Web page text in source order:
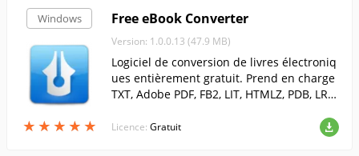
Windows
★ ★ ★ ★ ★
★ ★ ★ ★ ★
Free eBook Converter
Version: 1.0.0.13 (47.9 MB)
Logiciel de conversion de livres électroniq
ues entièrement gratuit. Prend en charge
TXT, Adobe PDF, FB2, LIT, HTMLZ, PDB, LRF
Licence: Gratuit